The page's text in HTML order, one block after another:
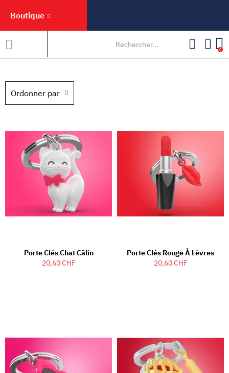
Boutique
0
Ordonner par
Porte Clés Chat Câlin
20,60 CHF
Porte Clés Rouge À Lèvres
20,60 CHF